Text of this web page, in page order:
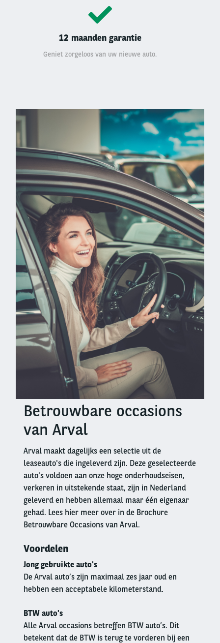
12 maanden garantie
Geniet zorgeloos van uw nieuwe auto.
Left
Right
columnBetrouwbare occasions
van Arval
Arval maakt dagelijks een selectie uit de
leaseauto's die ingeleverd zijn. Deze geselecteerde
auto's voldoen aan onze hoge onderhoudseisen,
verkeren in uitstekende staat, zijn in Nederland
geleverd en hebben allemaal maar één eigenaar
gehad. Lees hier meer over in de Brochure
Betrouwbare Occasions van Arval.
Voordelen
Jong gebruikte auto's
De Arval auto’s zijn maximaal zes jaar oud en
hebben een acceptabele kilometerstand.
BTW auto's
Alle Arval occasions betreffen BTW auto’s. Dit
betekent dat de BTW is terug te vorderen bij een